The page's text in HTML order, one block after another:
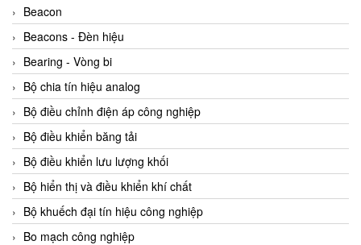
ACOEM Vietnam
ADCA Vietnam
ADFweb Vietnam
Adler Vietnam
Ados Vietnam
Advanced Energy Vietnam
Advantech Vietnam
Agate Vietnam
AGR International Vietnam
Aichi Tokei Denki Vietnam
Beacon
Beacons - Đèn hiệu
Bearing - Vòng bi
Bộ chia tín hiệu analog
Bộ điều chỉnh điện áp công nghiệp
Bộ điều khiển băng tải
Bộ điều khiển lưu lượng khối
Bộ hiển thị và điều khiển khí chất
Bộ khuếch đại tín hiệu công nghiệp
Bo mạch công nghiệp